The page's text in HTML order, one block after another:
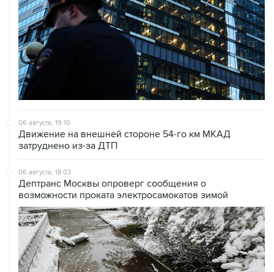
06 августа, 19:10
Движение на внешней стороне 54-го км МКАД
затруднено из-за ДТП
06 августа, 18:03
Дептранс Москвы опроверг сообщения о
возможности проката электросамокатов зимой